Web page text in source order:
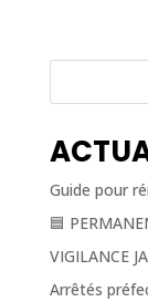
Guide pour
🟦
VIGILANCE
Arrêtés